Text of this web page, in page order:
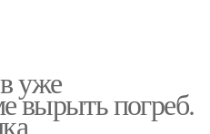
уже
вырыть погреб.